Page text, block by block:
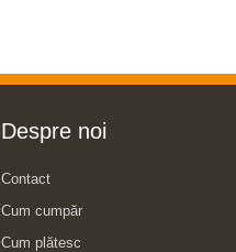
Despre noi
Contact
Cum cumpăr
Cum plătesc